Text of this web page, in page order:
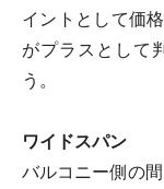
イントとして価
がプラスとして
う。
ワイドスパン
バルコニー側の